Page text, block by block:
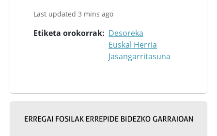
Last updated 3 mins ago
Etiketa orokorrak
Desoreka
Euskal Herria
Jasangarritasuna